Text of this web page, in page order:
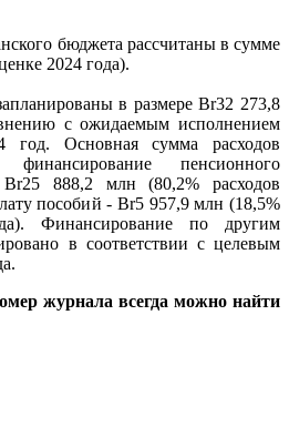
бюджета рассчитаны в сумме
2024 года).
в размере Br32 273,8
с ожидаемым исполнением
год. Основная сумма расходов
финансирование пенсионного
888,2 млн (80,2% расходов
пособий - Br5 957,9 млн (18,5%
Финансирование по другим
в соответствии с целевым
журнала всегда можно найти